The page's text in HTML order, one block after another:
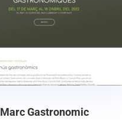
Marc Gastronomic